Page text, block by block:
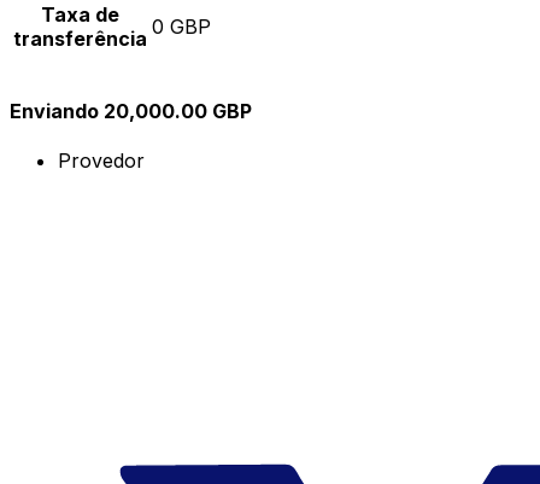
Taxa de
transferência 0 GBP
Enviando 20,000.00 GBP
Provedor